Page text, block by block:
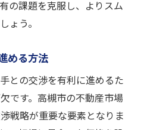
の課題を克服し、よりスム
ょう。
める方法
との交渉を有利に進めるた
です。高槻市の不動産市場
戦略が重要な要素となりま